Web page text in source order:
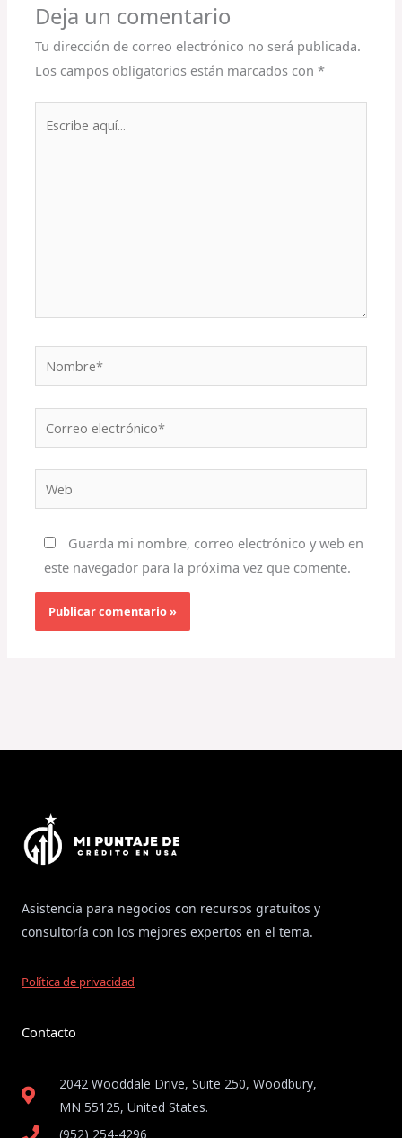
Deja un comentario
Tu dirección de correo electrónico no será publicada.
Los campos obligatorios están marcados con*
Nombre*
electrónico*
Guarda mi nombre, correo electrónico y web en
este navegador para la próxima vez que comente.
Asistencia para negocios con recursos gratuitos y
consultoría con los mejores expertos en el tema.
Política de privacidad
Contacto
2042 Wooddale Drive, Suite 250, Woodbury,
MN 55125, United States​.
(952) 254-4296